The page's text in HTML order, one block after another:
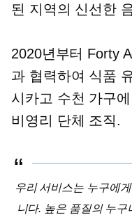
된 지역의 신선한
2020년부터 Forty
과 협력하여 식품
시카고 수천 가구
비영리 단체 조직.
우리 서비스는 누구에
니다. 높은 품질의누구